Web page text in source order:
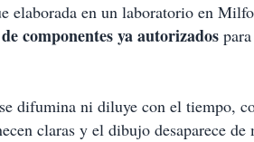
elaborada en un laboratorio en
componentes ya autorizados
difumina ni diluye con el tiempo,
claras y el dibujo desaparece de